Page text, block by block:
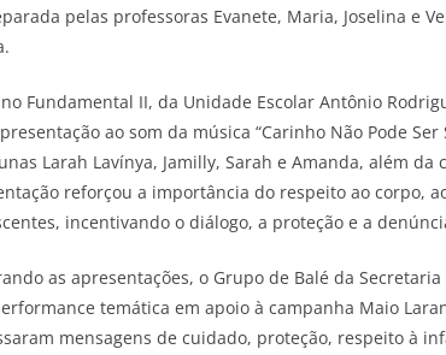
pelas professoras Evanete, Maria, Joselina e
Fundamental II, da Unidade Escolar Antônio
ao som da música “Carinho Não Pode
Larah Lavínya, Jamilly, Sarah e Amanda, além
reforçou a importância do respeito ao corpo,
incentivando o diálogo, a proteção e a
as apresentações, o Grupo de Balé da
temática em apoio à campanha Maio
mensagens de cuidado, proteção, respeito à